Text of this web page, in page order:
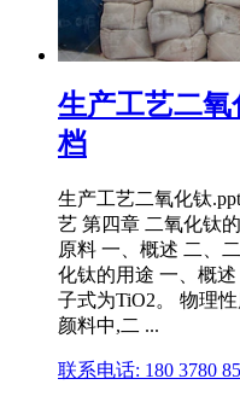
生产工艺二氧
档
生产工艺二氧化钛
艺 第四章 二氧化钛
原料 一、概述 二、
化钛的用途 一、概
子式为TiO2。 物理
颜料中,二 ...
联系电话: 180 3780